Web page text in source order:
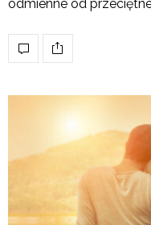
odmienne od